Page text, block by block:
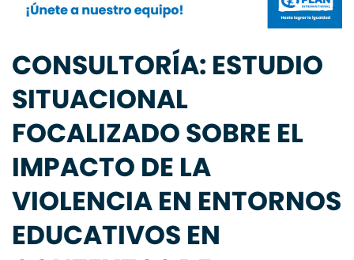
CONSULTORÍA: ESTUDIO
SITUACIONAL
FOCALIZADO SOBRE EL
IMPACTO DE LA
VIOLENCIA EN ENTORNOS
EDUCATIVOS EN